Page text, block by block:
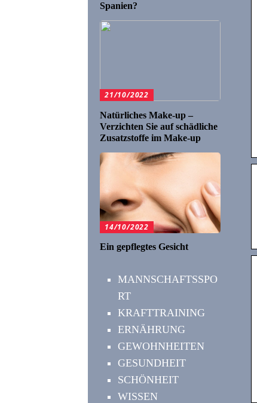
Spanien?
21/10/2022
Natürliches Make-up –
Verzichten Sie auf schädliche
Zusatzstoffe im Make-up
14/10/2022
Ein gepflegtes Gesicht
MANNSCHAFTSSPO
RT
KRAFTTRAINING
ERNÄHRUNG
GEWOHNHEITEN
GESUNDHEIT
SCHÖNHEIT
WISSEN